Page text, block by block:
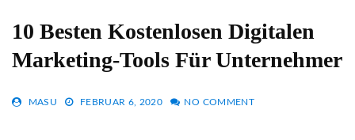
10 Besten Kostenlosen Digitalen
Marketing-Tools Für Unternehmer
MASU FEBRUAR 6, 2020 NO COMMENT